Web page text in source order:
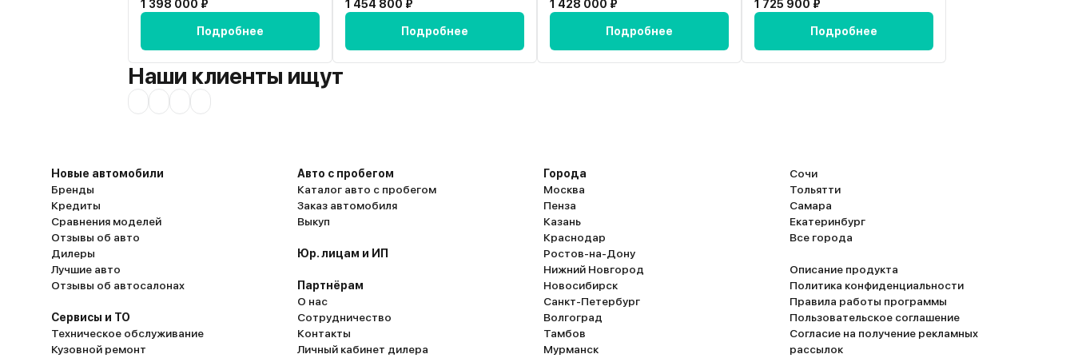
часто не планирую, так что не особо
за вместительности. Багажник, кстати, в этой
модели довольно приличный, В целом, машина
маневренная, комфортная, идёт тихо и
1 398 000 ₽
Подробнее
1 454 800 ₽
Подробнее
1 428 000 ₽
Подробнее
1 725 900 ₽
Подробнее
Наши клиенты ищут
Новые автомобили
Бренды
Кредиты
Сравнения моделей
Отзывы об авто
Дилеры
Лучшие авто
Отзывы об автосалонах
Сервисы и ТО
Техническое обслуживание
Кузовной ремонт
Авто с пробегом
Каталог авто с пробегом
Заказ автомобиля
Выкуп
Юр. лицам и ИП
Партнёрам
О нас
Сотрудничество
Контакты
Личный кабинет дилера
Города
Москва
Пенза
Казань
Краснодар
Ростов-на-Дону
Нижний Новгород
Новосибирск
Санкт-Петербург
Волгоград
Тамбов
Мурманск
Сочи
Тольятти
Самара
Екатеринбург
Все города
Описание продукта
Политика конфиденциальности
Правила работы программы
Пользовательское соглашение
Согласие на получение рекламных
рассылок